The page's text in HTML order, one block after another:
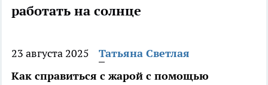
работать на солнце
23 августа 2025
Татьяна Светлая
Как справиться с жарой с помощью